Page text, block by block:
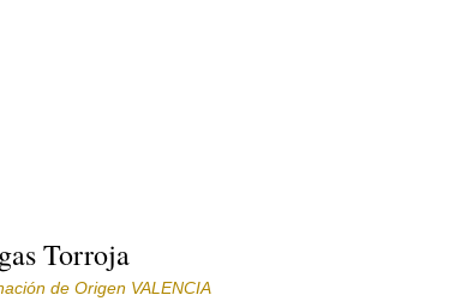
Torroja
de Origen VALENCIA